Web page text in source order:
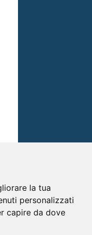
la tua
personalizzati
capire da dove